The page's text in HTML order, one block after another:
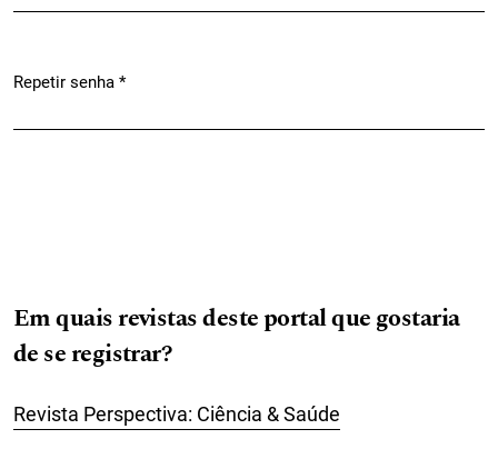
Repetir senha *
Em quais revistas deste portal que gostaria
de se registrar?
Revista Perspectiva: Ciência & Saúde